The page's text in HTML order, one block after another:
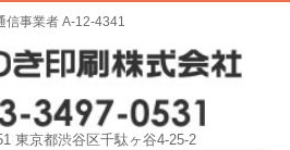
信事業者 A-12-4341
東京都渋谷区千駄ヶ谷4-25-2